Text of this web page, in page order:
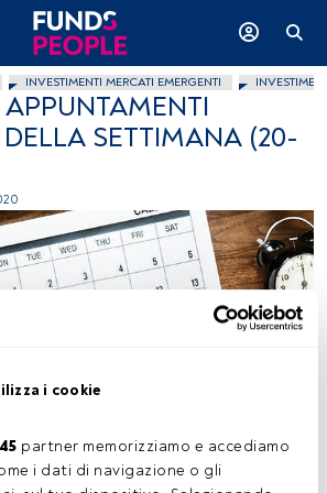
i cookie
45 partner memorizziamo e accediamo
i dati di navigazione o gli
INVESTIMENTI MERCATI EMERGENTI
APPUNTAMENTI
SETTIMANA (20-